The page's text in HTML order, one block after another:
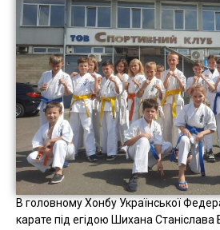
В головному Хонбу Української
карате під егідою Шихана